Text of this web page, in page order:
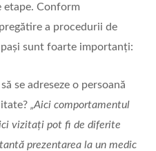
etape. Conform
a procedurii de
sunt foarte importanți:
se adreseze o persoană
„Aici comportamentul
vizitați pot fi de diferite
prezentarea la un medic